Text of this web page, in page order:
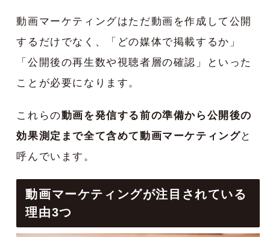
動画マーケティングはただ動画を作成して公開
するだけでなく、「どの媒体で掲載するか」
「公開後の再生数や視聴者層の確認」といった
ことが必要になります。
これらの動画を発信する前の準備から公開後の
効果測定まで全て含めて動画マーケティングと
呼んでいます。
動画マーケティングが注目されている
理由3つ